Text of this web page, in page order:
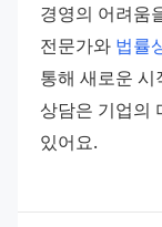
경영의 어려움
전문가와 법률
통해 새로운
상담은 기업의
있어요.